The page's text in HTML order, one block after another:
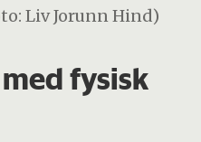
Liv Jorunn Hind)
fysisk